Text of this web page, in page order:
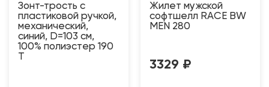
Зонт-трость с
пластиковой ручкой,
механический,
синий, D=103 см,
100% полиэстер 190
T
Жилет мужской
софтшелл RACE BW
MEN 280
3329 ₽